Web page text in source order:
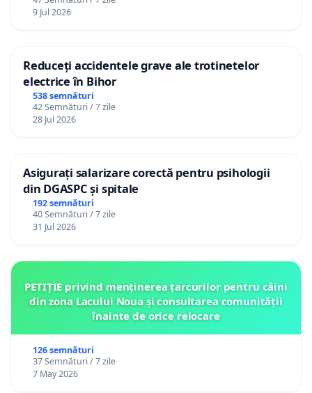
9 Jul 2026
Reduceți accidentele grave ale trotinetelor
electrice în Bihor
538 semnături
42 Semnături / 7 zile
28 Jul 2026
Asigurați salarizare corectă pentru psihologii
din DGASPC și spitale
192 semnături
40 Semnături / 7 zile
31 Jul 2026
PETIȚIE privind menținerea țarcurilor pentru câini
din zona Lacului Noua și consultarea comunității
înainte de orice relocare
126 semnături
37 Semnături / 7 zile
7 May 2026